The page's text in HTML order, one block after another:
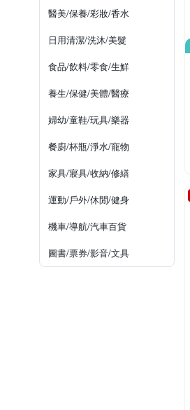
醫美/保養/彩妝/香水
日用清潔/洗沐/美髮
食品/飲料/零食/生鮮
養生/保健/美體/醫療
婦幼/童鞋/玩具/樂器
餐廚/杯瓶/淨水/寵物
家具/寢具/收納/修繕
運動/戶外/休閒/健身
機車/導航/汽車百貨
圖書/票券/影音/文具